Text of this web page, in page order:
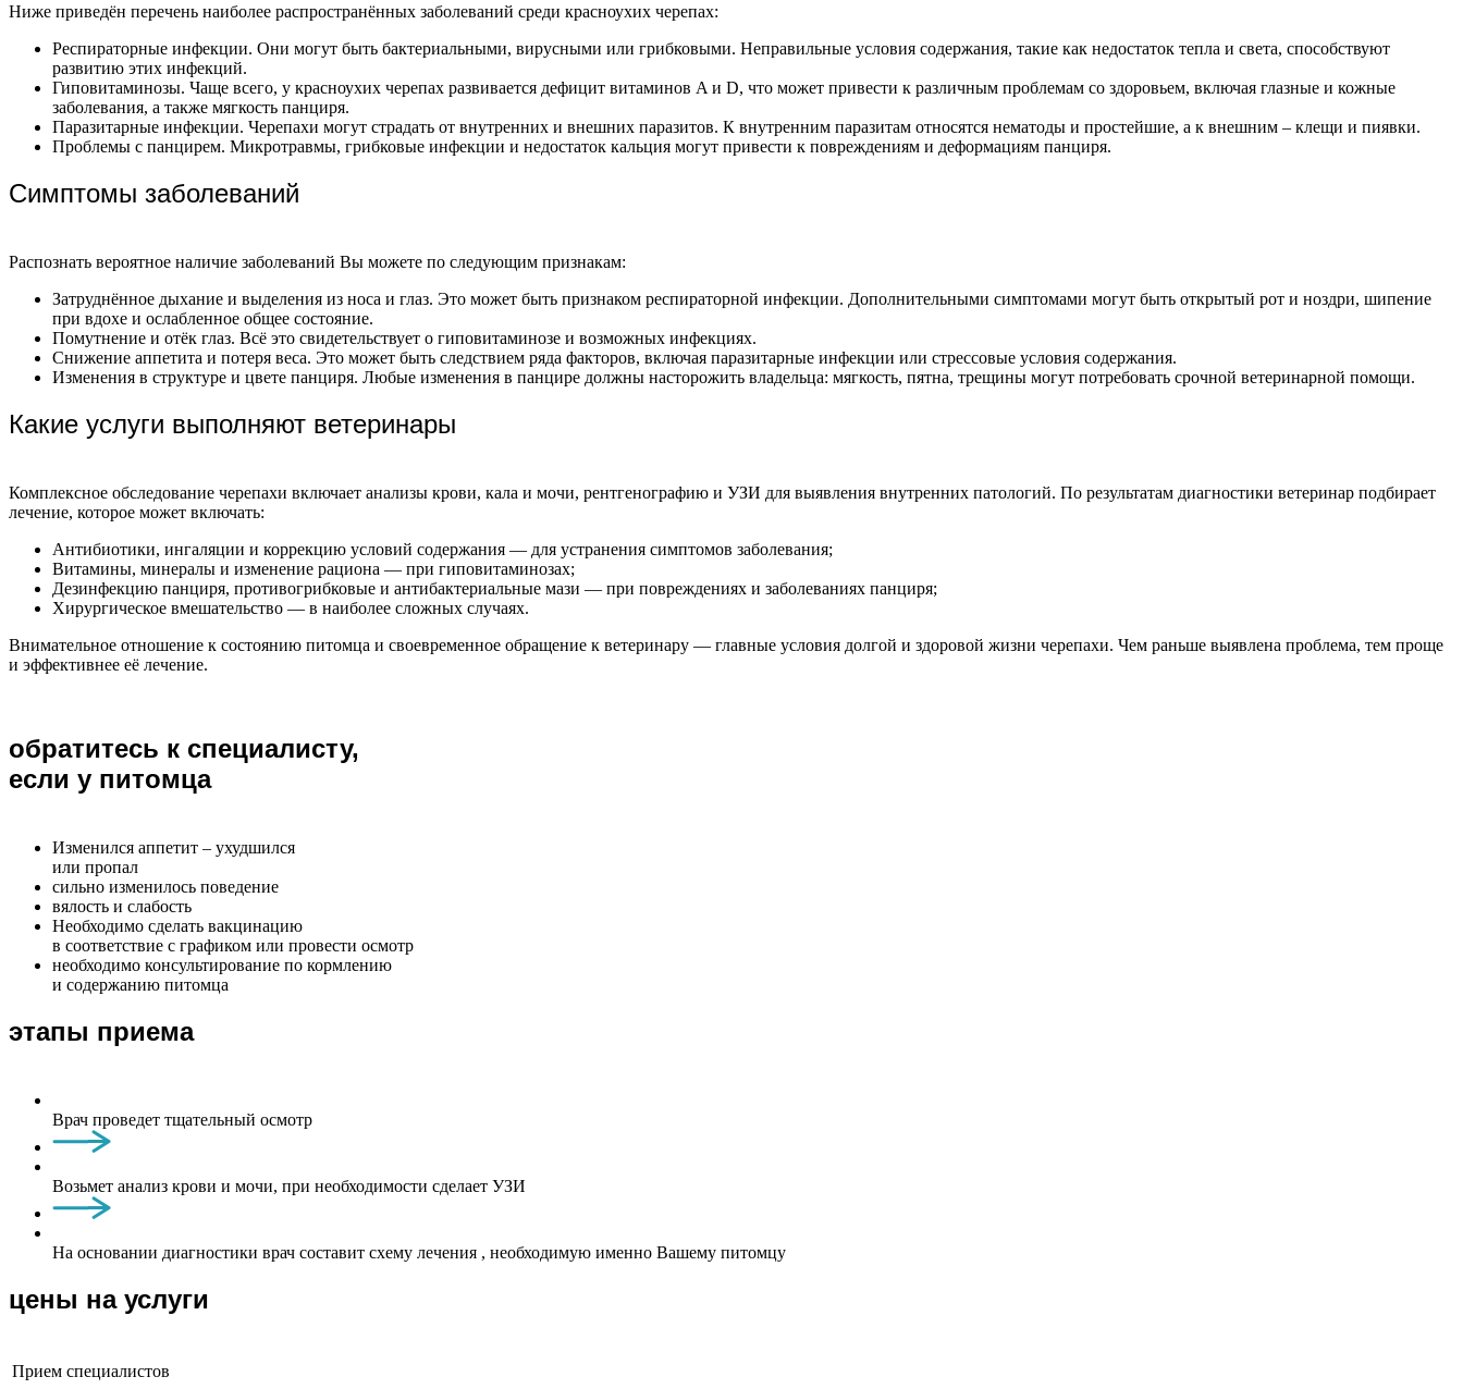
Ниже приведён перечень наиболее распространённых заболеваний среди красноухих черепах:
Респираторные инфекции. Они могут быть бактериальными, вирусными или грибковыми. Неправильные условия содержания, такие как недостаток тепла и света, способствуют
развитию этих инфекций.
Гиповитаминозы. Чаще всего, у красноухих черепах развивается дефицит витаминов A и D, что может привести к различным проблемам со здоровьем, включая глазные и кожные
заболевания, а также мягкость панциря.
Паразитарные инфекции. Черепахи могут страдать от внутренних и внешних паразитов. К внутренним паразитам относятся нематоды и простейшие, а к внешним – клещи и пиявки.
Проблемы с панцирем. Микротравмы, грибковые инфекции и недостаток кальция могут привести к повреждениям и деформациям панциря.
Симптомы заболеваний
Распознать вероятное наличие заболеваний Вы можете по следующим признакам:
Затруднённое дыхание и выделения из носа и глаз. Это может быть признаком респираторной инфекции. Дополнительными симптомами могут быть открытый рот и ноздри, шипение
при вдохе и ослабленное общее состояние.
Помутнение и отёк глаз. Всё это свидетельствует о гиповитаминозе и возможных инфекциях.
Снижение аппетита и потеря веса. Это может быть следствием ряда факторов, включая паразитарные инфекции или стрессовые условия содержания.
Изменения в структуре и цвете панциря. Любые изменения в панцире должны насторожить владельца: мягкость, пятна, трещины могут потребовать срочной ветеринарной помощи.
Какие услуги выполняют ветеринары
Комплексное обследование черепахи включает анализы крови, кала и мочи, рентгенографию и УЗИ для выявления внутренних патологий. По результатам диагностики ветеринар подбирает
лечение, которое может включать:
Антибиотики, ингаляции и коррекцию условий содержания — для устранения симптомов заболевания;
Витамины, минералы и изменение рациона — при гиповитаминозах;
Дезинфекцию панциря, противогрибковые и антибактериальные мази — при повреждениях и заболеваниях панциря;
Хирургическое вмешательство — в наиболее сложных случаях.
Внимательное отношение к состоянию питомца и своевременное обращение к ветеринару — главные условия долгой и здоровой жизни черепахи. Чем раньше выявлена проблема, тем проще
и эффективнее её лечение.
обратитесь к специалисту,
если у питомца
Изменился аппетит – ухудшился
или пропал
сильно изменилось поведение
вялость и слабость
Необходимо сделать вакцинацию
в соответствие с графиком или провести осмотр
необходимо консультирование по кормлению
и содержанию питомца
этапы приема
Врач проведет тщательный осмотр
Возьмет анализ крови и мочи, при необходимости сделает УЗИ
На основании диагностики врач составит схему лечения , необходимую именно Вашему питомцу
цены на услуги
Прием специалистов